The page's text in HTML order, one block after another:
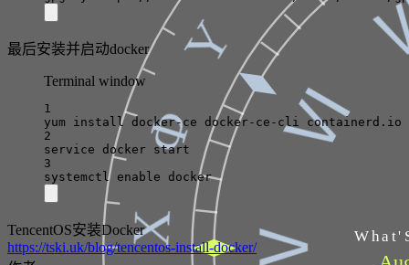
最后安装并启动docker
Terminal window
1
yum
install docker-ce docker-ce-cli
containerd.io
2
service
docker start
3
systemctl enable docker
TencentOS安装Docker
https://tski.uk/blog/tencentos-install-docker/Ⅴ
Ⅵ
Χ
Φ
Υ